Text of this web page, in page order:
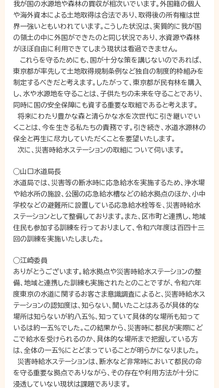
我が国の水源地や森林の買収が相次いでいます。外国籍の個人
や海外資本による土地取得は合法であり、取得後の所有権は世
界一強いともいわれています。こうした状況は、実質的に我が国
の領土の中に外国ができたのと同じ状況であり、水資源や森林
がほぼ自由に利用できてしまう現状は看過できません。
これらを守るためにも、国が十分な策を講じないのであれば、
東京都が率先して土地取得規制条例など独自の制度的枠組みを
制定するべきだと考えます。したがって、東京都が民有林を購入
し、水や水源地を守ることは、子供たちの未来を守ることであり、
同時に国の安全保障にも資する重要な取組であると考えます。
将来にわたり豊かな森と清らかな水を次世代に引き継いでい
くことは、今を生きる私たちの責務です。引き続き、水道水源林の
保全と再生に尽力していただくことを要望いたします。
次に、災害時給水ステーションの取組について伺います。
◯山口水道局長
水道局では、災害等の断水時に応急給水を実施するため、浄水場
や給水所の施設、公園の応急給水槽などの給水拠点のほか、小中
学校などの避難所に設置している応急給水栓等を、災害時給水
ステーションとして整備しております。また、区市町と連携し、地域
住民も参加する訓練を行っておりまして、令和六年度は百四十三
回の訓練を実施いたしました。
◯江崎委員
ありがとうございます。給水拠点や災害時給水ステーションの整
備、地域と連携した訓練も実施されたとのことですが、令和六年
度東京の水道に関するお客さま意識調査によると、災害時給水ス
テーションの認知度は、知らない、聞いたことはあるが具体的な
場所は知らないが約八五％、知っていて具体的な場所も知って
いるは約一五％でした。この結果から、災害時に都民が実際にど
こで給水を受けられるのか、具体的な場所まで把握している方
は、全体の一五％にとどまっていることが明らかになりました。
災害時給水ステーションは、断水など非常時において都民の命
を守る重要な拠点でありながら、その存在や利用方法が十分に
浸透していない現状は課題であります。